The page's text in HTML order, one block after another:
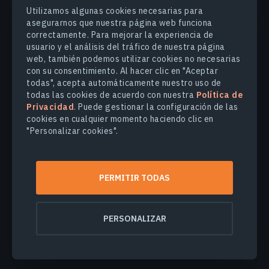
Utilizamos algunas cookies necesarias para
asegurarnos que nuestra página web funciona
correctamente. Para mejorar la experiencia de
usuario y el análisis del tráfico de nuestra página
web, también podemos utilizar cookies no necesarias
con su consentimiento. Al hacer clic en "Aceptar
todas", acepta automáticamente nuestro uso de
todas las cookies de acuerdo con nuestra Política de
Privacidad. Puede gestionar la configuración de las
cookies en cualquier momento haciendo clic en
"Personalizar cookies".
PERMITIR TODAS
PERSONALIZAR
PRODUCTOS Y SOLUCIONES
INDUSTRIAS
COMPANY
EXPLORE
Seguridad de los datos